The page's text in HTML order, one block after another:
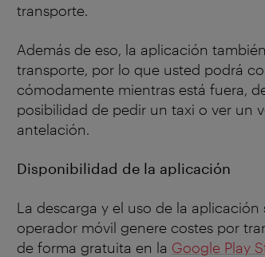
transporte.
Además de eso, la aplicación
transporte, por lo que usted podrá
cómodamente mientras está fuera,
posibilidad de pedir un taxi o ver un
antelación.
Disponibilidad de la aplicación
La descarga y el uso de la
operador móvil genere costes por
de forma gratuita en la Google Play